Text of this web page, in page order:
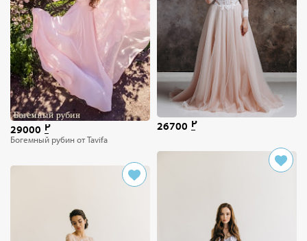
29000
Богемный рубин от Tavifa
26700